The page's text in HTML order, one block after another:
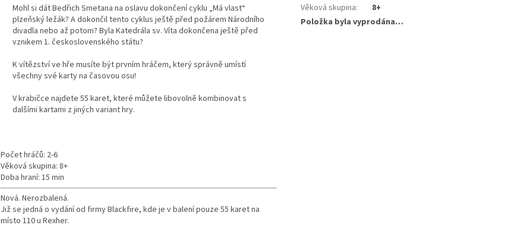
Mohl si dát Bedřich Smetana na oslavu dokončení cyklu „Má vlast“
plzeňský ležák? A dokončil tento cyklus ještě před požárem Národního
divadla nebo až potom? Byla Katedrála sv. Víta dokončena ještě před
vznikem 1. československého státu?
K vítězství ve hře musíte být prvním hráčem, který správně umístí
všechny své karty na časovou osu!
V krabičce najdete 55 karet, které můžete libovolně kombinovat s
dalšími kartami z jiných variant hry.
Počet hráčů: 2-6
Věková skupina: 8+
Doba hraní: 15 min
Nová. Nerozbalená.
Již se jedná o vydání od firmy Blackfire, kde je v balení pouze 55 karet na
místo 110 u Rexher.
Věková skupina:
8+
Položka byla vyprodána…